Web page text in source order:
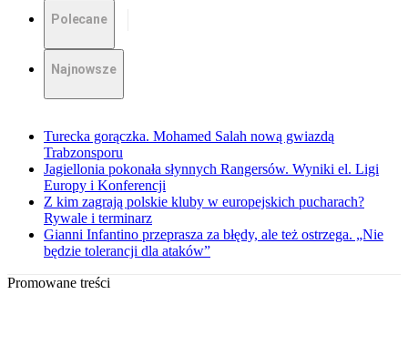
Polecane
Najnowsze
Turecka gorączka. Mohamed Salah nową gwiazdą
Trabzonsporu
Jagiellonia pokonała słynnych Rangersów. Wyniki el. Ligi
Europy i Konferencji
Z kim zagrają polskie kluby w europejskich pucharach?
Rywale i terminarz
Gianni Infantino przeprasza za błędy, ale też ostrzega. „Nie
będzie tolerancji dla ataków”
Promowane treści